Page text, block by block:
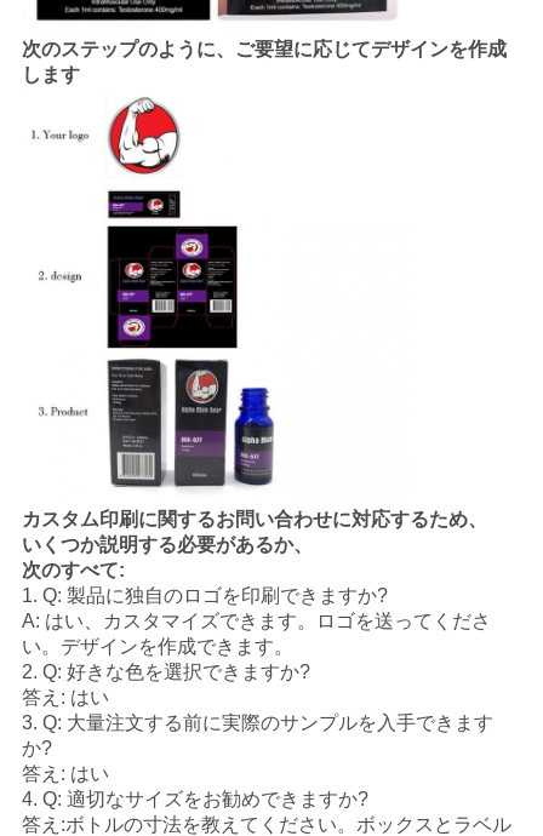
次のステップのように、ご要望に応じてデザインを作成
します
カスタム印刷に関するお問い合わせに対応するため、
いくつか説明する必要があるか、
次のすべて:
1. Q: 製品に独自のロゴを印刷できますか?
A: はい、カスタマイズできます。ロゴを送ってくださ
い。デザインを作成できます。
2. Q: 好きな色を選択できますか?
答え: はい
3. Q: 大量注文する前に実際のサンプルを入手できます
か?
答え: はい
4. Q: 適切なサイズをお勧めできますか?
答え:ボトルの寸法を教えてください。ボックスとラベル